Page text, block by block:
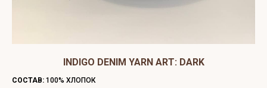
INDIGO DENIM YARN ART: DARK
СОСТАВ: 100% ХЛОПОК